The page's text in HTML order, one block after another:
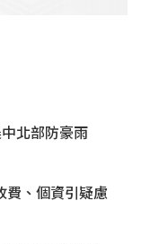
北部防豪雨
費、個資引疑慮